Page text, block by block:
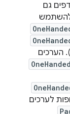
גם
לערכים